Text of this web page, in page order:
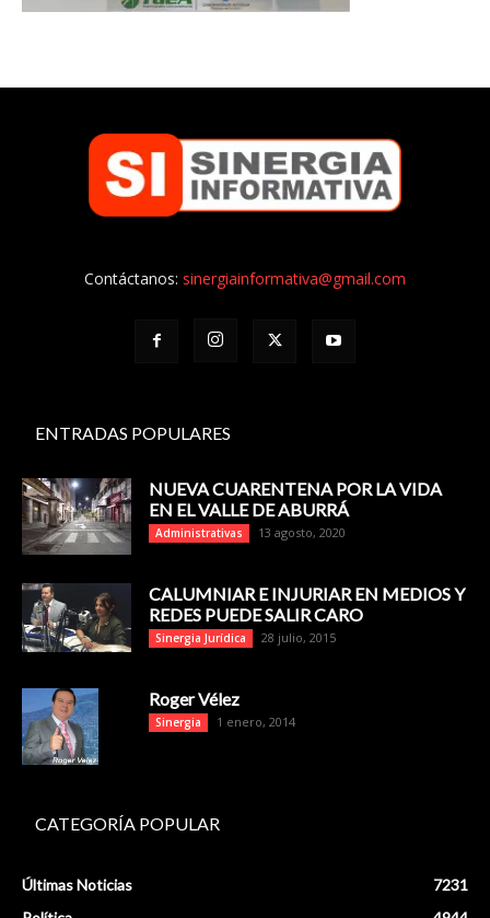
Contáctanos: sinergiainformativa@gmail.com
ENTRADAS POPULARES
NUEVA CUARENTENA POR LA VIDA
EN EL VALLE DE ABURRÁ
Administrativas 13 agosto, 2020
CALUMNIAR E INJURIAR EN MEDIOS Y
REDES PUEDE SALIR CARO
Sinergia Jurídica 28 julio, 2015
Roger Vélez
Sinergia 1 enero, 2014
CATEGORÍA POPULAR
Últimas Noticias
7231